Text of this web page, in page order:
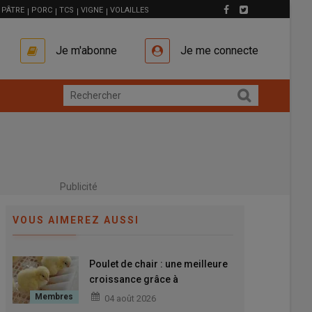
PÂTRE PORC TCS VIGNE VOLAILLES
Je m'abonne Je me connecte
Publicité
VOUS AIMEREZ AUSSI
Poulet de chair : une meilleure
croissance grâce à
l’alimentation précoce
04 août 2026